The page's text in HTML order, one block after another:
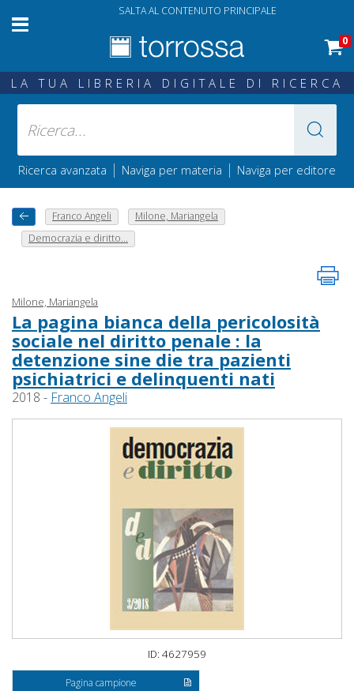
SALTA AL CONTENUTO PRINCIPALE
0
LA TUA LIBRERIA DIGITALE DI RICERCA
Ricerca avanzata | Naviga per materia | Naviga per editore
Franco Angeli
Milone, Mariangela
Democrazia e diritto...
Milone, Mariangela
La pagina bianca della pericolosità
sociale nel diritto penale : la
detenzione sine die tra pazienti
psichiatrici e delinquenti nati
2018 - Franco Angeli
ID: 4627959
Pagina campione